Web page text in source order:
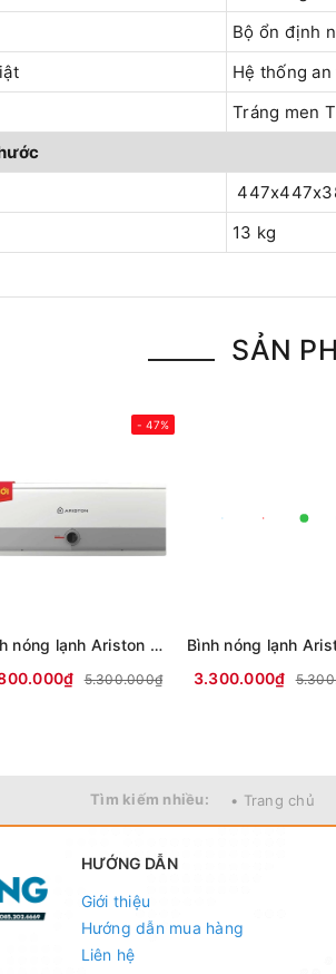
Bộ ổn định
Hệ thống an
Tráng men
13 kg
SẢN
- 47%
Bình nóng lạnh Ariston 20 lít SLIM3 20 R VN (mới 2024)
5.300.000₫
3.300.000₫
Tìm kiếm nhiều: • Trang chủ
HƯỚNG DẪN
Giới thiệu
Hướng dẫn mua hàng
Liên hệ